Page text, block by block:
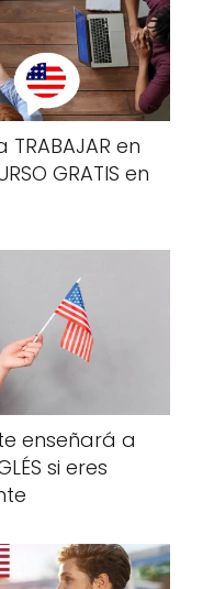
en
GRATIS en
enseñará a
si eres